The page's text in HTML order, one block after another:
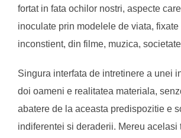
fortat in fata ochilor nostri, aspecte
inoculate prin modelele de viata, fixate
inconstient, din filme, muzica,
Singura interfata de intretinere a unei
doi oameni e realitatea materiala,
abatere de la aceasta predispozitie e
indiferentei si deraderii. Mereu acelasi